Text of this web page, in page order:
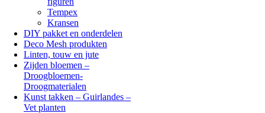
Tempex
Kransen
DIY pakket en onderdelen
Deco Mesh produkten
Linten, touw en jute
Zijden bloemen –
Droogbloemen-
Droogmaterialen
Kunst takken – Guirlandes –
Vet planten